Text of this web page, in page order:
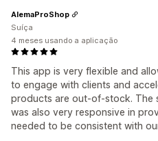
This app is very flexible and
to engage with clients and
products are out-of-stock. The
was also very responsive in
needed to be consistent with
AlemaProShop
Suíça
4 meses usando a aplicação